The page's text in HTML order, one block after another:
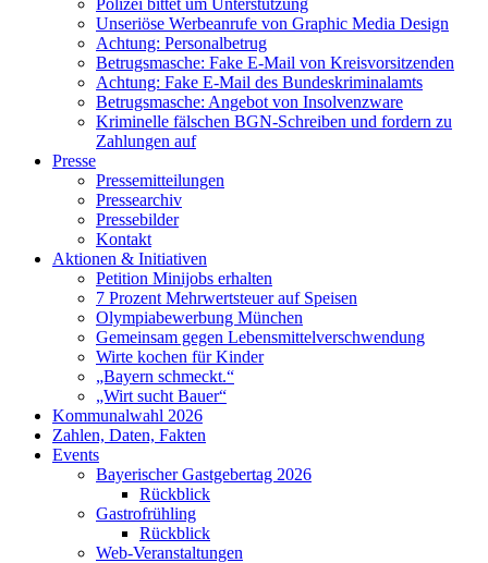
Unseriöse Werbeanrufe von Graphic Media Design
Achtung: Personalbetrug
Betrugsmasche: Fake E-Mail von Kreisvorsitzenden
Achtung: Fake E-Mail des Bundeskriminalamts
Betrugsmasche: Angebot von Insolvenzware
Kriminelle fälschen BGN-Schreiben und fordern zu
Zahlungen auf
Presse
Pressemitteilungen
Pressearchiv
Pressebilder
Kontakt
Aktionen & Initiativen
Petition Minijobs erhalten
7 Prozent Mehrwertsteuer auf Speisen
Olympiabewerbung München
Gemeinsam gegen Lebensmittelverschwendung
Wirte kochen für Kinder
„Bayern schmeckt.“
„Wirt sucht Bauer“
Kommunalwahl 2026
Zahlen, Daten, Fakten
Events
Bayerischer Gastgebertag 2026
Rückblick
Gastrofrühling
Rückblick
Web-Veranstaltungen